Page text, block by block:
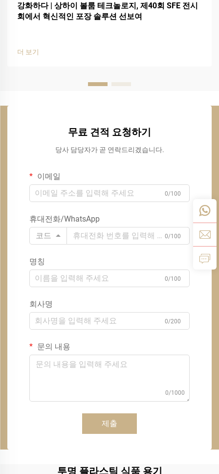
강화하다 | 상하이 볼룸 테크놀로지, 제40회 SFE 전시
회에서 혁신적인 포장 솔루션 선보여
더 보기
무료 견적 요청하기
당사 담당자가 곧 연락드리겠습니다.
이메일
0/100
휴대전화/WhatsApp
코드
0/100
명칭
0/100
회사명
0/200
문의 내용
0/1000
제출
투명 플라스틱 식품 용기